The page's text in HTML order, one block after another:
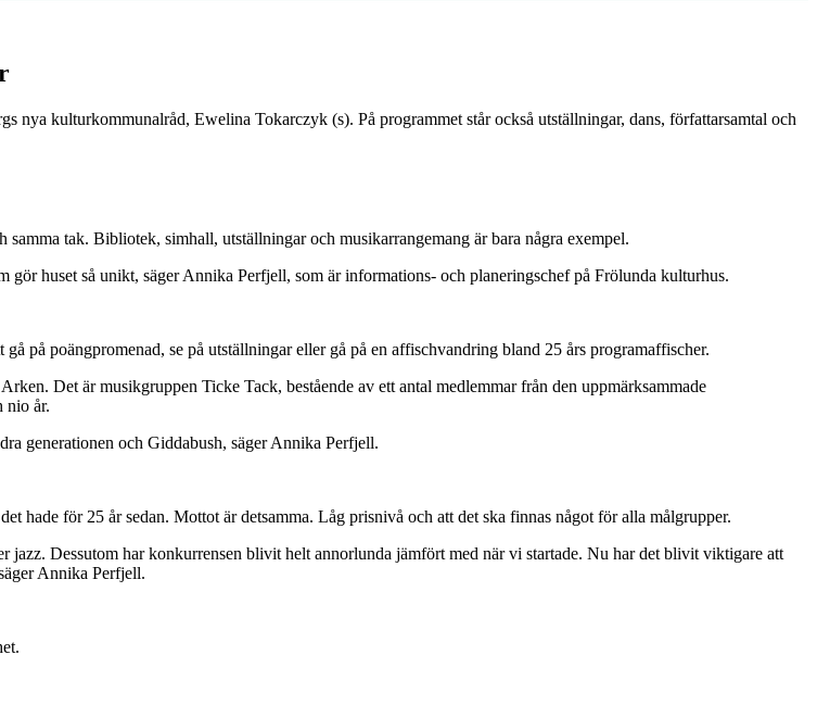
nya kulturkommunalråd, Ewelina Tokarczyk (s). På programmet står också utställningar, dans, författarsamtal och
tak. Bibliotek, simhall, utställningar och musikarrangemang är bara några exempel.
gör huset så unikt, säger Annika Perfjell, som är informations- och planeringschef på Frölunda kulturhus.
på poängpromenad, se på utställningar eller gå på en affischvandring bland 25 års programaffischer.
Det är musikgruppen Ticke Tack, bestående av ett antal medlemmar från den uppmärksammade
nio år.
generationen och Giddabush, säger Annika Perfjell.
hade för 25 år sedan. Mottot är detsamma. Låg prisnivå och att det ska finnas något för alla målgrupper.
jazz. Dessutom har konkurrensen blivit helt annorlunda jämfört med när vi startade. Nu har det blivit viktigare att
Annika Perfjell.